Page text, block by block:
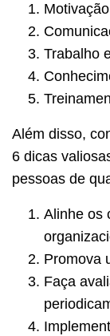
Trabalho
Além disso,
6 dicas
pessoas de
Alinhe os
Promova
Faça